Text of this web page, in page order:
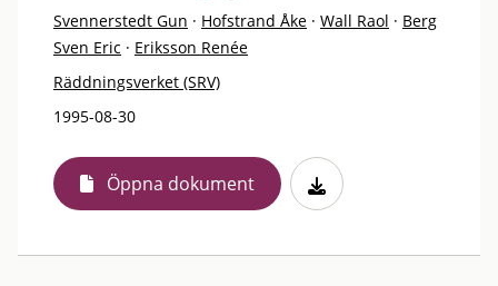
Svennerstedt Gun · Hofstrand Åke · Wall Raol · Berg
Sven Eric · Eriksson Renée
Räddningsverket (SRV)
1995-08-30
Öppna dokument